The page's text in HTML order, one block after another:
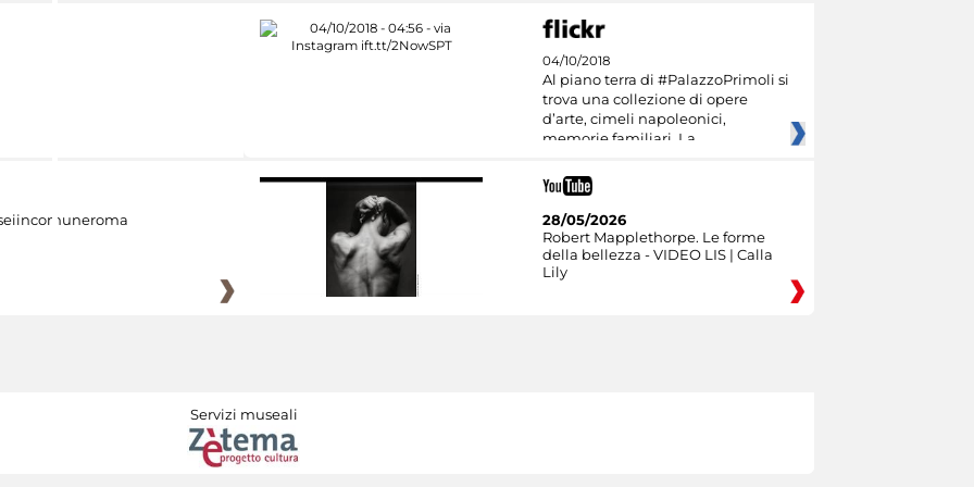
04/10/2018
Al piano terra di #PalazzoPrimoli si
trova una collezione di opere
d’arte, cimeli napoleonici,
memorie familiari. La
28/05/2026
Robert Mapplethorpe. Le forme
della bellezza - VIDEO LIS | Calla
Lily
Servizi museali